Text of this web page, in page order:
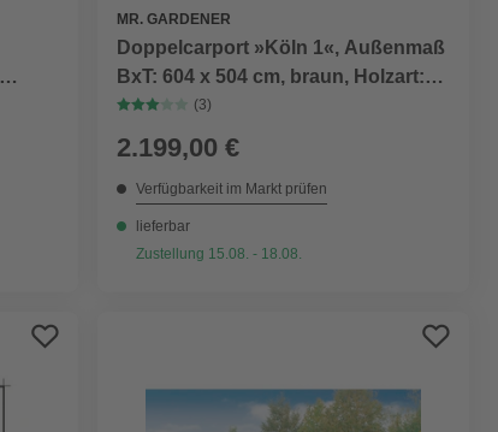
MR. GARDENER
Doppelcarport »Köln 1«, Außenmaß
BxT: 604 x 504 cm, braun, Holzart:
Kiefer
(3)
2.199,00 €
Verfügbarkeit im Markt prüfen
lieferbar
Zustellung 15.08. - 18.08.